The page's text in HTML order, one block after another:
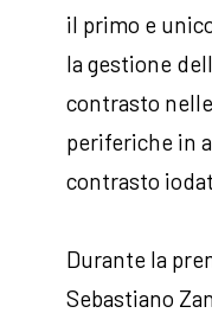
il primo e
la gestione
contrasto
periferiche in
contrasto
Durante la
Sebastiano